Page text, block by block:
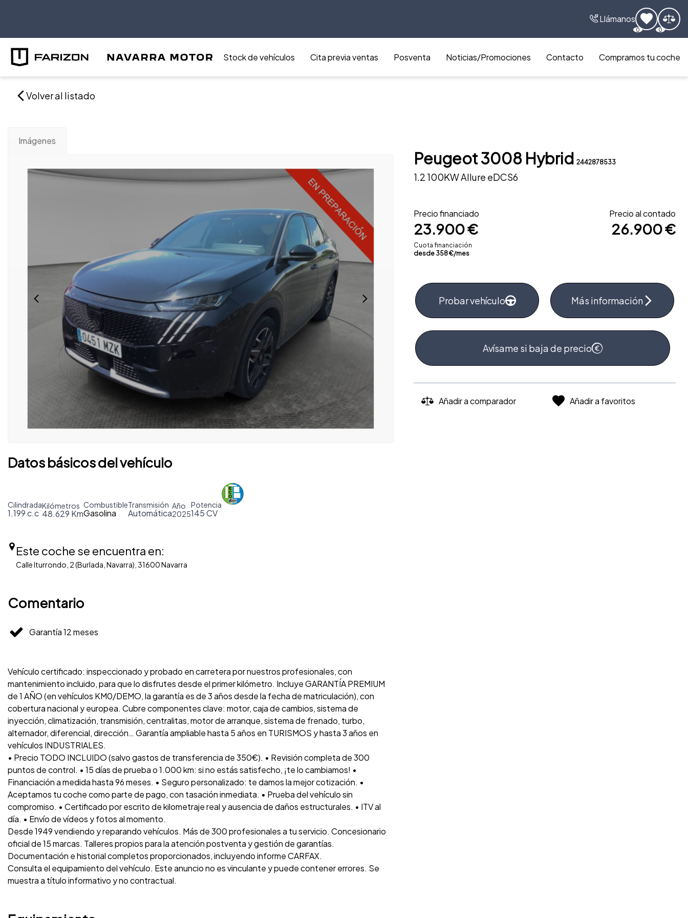
Llámanos
0 0
Stock de vehículos Cita previa ventas Posventa Noticias/Promociones Contacto Compramos tu coche
Volver al listado
Imágenes
Peugeot 3008 Hybrid 2442878533
1.2 100KW Allure eDCS6
Precio financiado
23.900 €
Cuota financiación
desde 358€/mes
Precio al contado
26.900 €
Probar vehículo Más información
Avísame si baja de precio
Añadir a comparador Añadir a favoritos
Datos básicos del vehículo
Cilindrada
1.199 c.c
Kilómetros
48.629 Km
Combustible
Gasolina
Transmisión
Automática
Año
2025
Potencia
145 CV
Este coche se encuentra en:
Calle Iturrondo, 2 (Burlada, Navarra), 31600 Navarra
Comentario
Garantía 12 meses
Vehículo certificado: inspeccionado y probado en carretera por nuestros profesionales, con
mantenimiento incluido, para que lo disfrutes desde el primer kilómetro. Incluye GARANTÍA PREMIUM
de 1 AÑO (en vehículos KM0/DEMO, la garantía es de 3 años desde la fecha de matriculación), con
cobertura nacional y europea. Cubre componentes clave: motor, caja de cambios, sistema de
inyección, climatización, transmisión, centralitas, motor de arranque, sistema de frenado, turbo,
alternador, diferencial, dirección… Garantía ampliable hasta 5 años en TURISMOS y hasta 3 años en
vehículos INDUSTRIALES.
• Precio TODO INCLUIDO (salvo gastos de transferencia de 350€). • Revisión completa de 300
puntos de control. • 15 días de prueba o 1.000 km: si no estás satisfecho, ¡te lo cambiamos! •
Financiación a medida hasta 96 meses. • Seguro personalizado: te damos la mejor cotización. •
Aceptamos tu coche como parte de pago, con tasación inmediata. • Prueba del vehículo sin
compromiso. • Certificado por escrito de kilometraje real y ausencia de daños estructurales. • ITV al
día. • Envío de vídeos y fotos al momento.
Desde 1949 vendiendo y reparando vehículos. Más de 300 profesionales a tu servicio. Concesionario
oficial de 15 marcas. Talleres propios para la atención postventa y gestión de garantías.
Documentación e historial completos proporcionados, incluyendo informe CARFAX.
Consulta el equipamiento del vehículo. Este anuncio no es vinculante y puede contener errores. Se
muestra a título informativo y no contractual.